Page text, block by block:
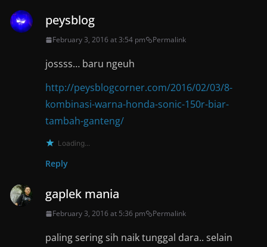
peysblog
February 3, 2016 at 3:54 pm Permalink
jossss… baru ngeuh
http://peysblogcorner.com/2016/02/03/8-
kombinasi-warna-honda-sonic-150r-biar-
tambah-ganteng/
Loading...
Reply
gaplek mania
February 3, 2016 at 5:36 pm Permalink
paling sering sih naik tunggal dara.. selain